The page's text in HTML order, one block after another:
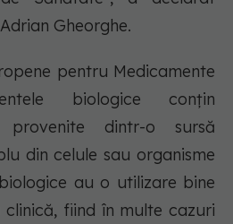
Gheorghe.
pentru Medicamente
biologice conțin
provenite dintr-o sursă
din celule sau organisme
au o utilizare bine
fiind în multe cazuri